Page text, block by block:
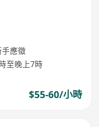
應徵
至晚上7時
$55-60/小時